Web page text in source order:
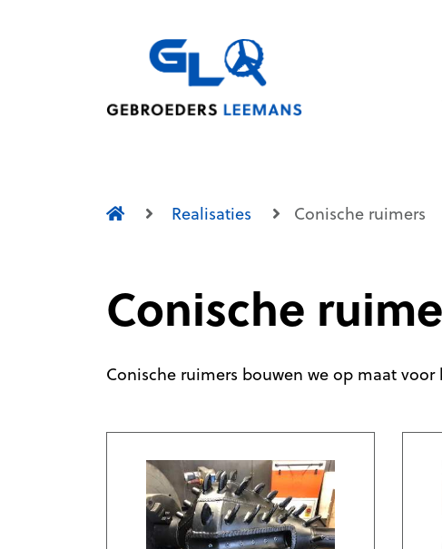
Realisaties Conische ruimers
Conische
Conische ruimers bouwen we op maat